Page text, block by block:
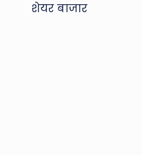
शेयर बाजार